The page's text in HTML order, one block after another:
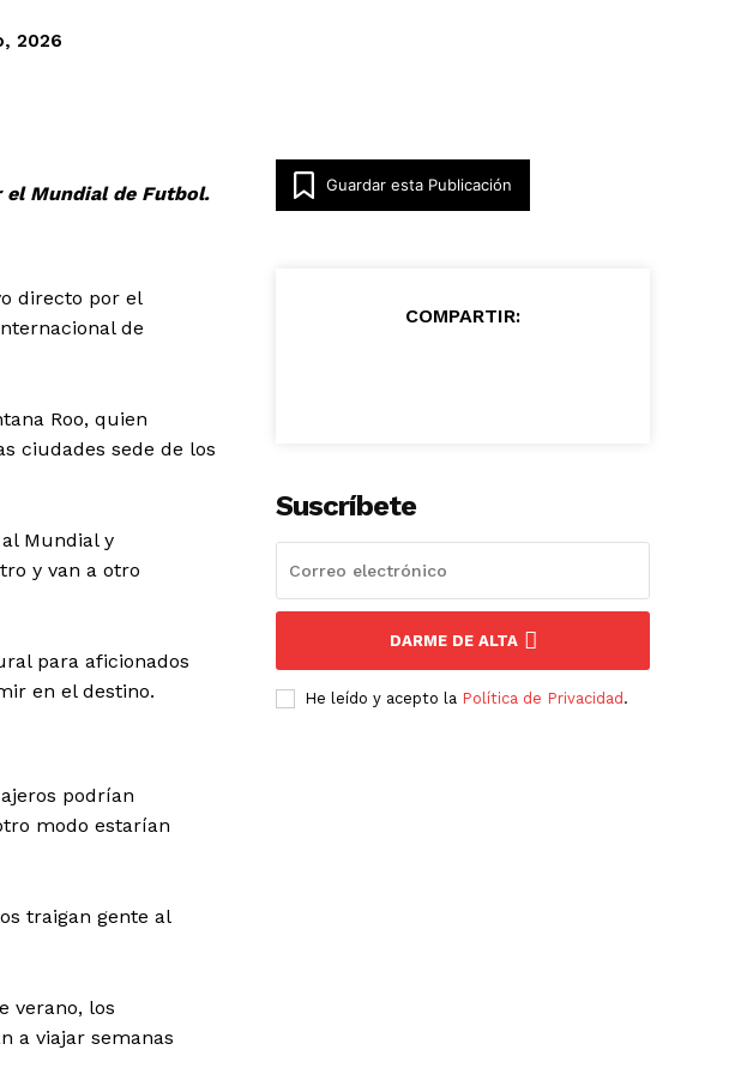
2026
Mundial de Futbol.
directo por el
de
Roo, quien
ciudades sede de los
Mundial y
y van a otro
para aficionados
en el destino.
podrían
modo estarían
traigan gente al
verano, los
a viajar semanas
Guardar esta Publicación
COMPARTIR:
Suscríbete
DARME DE ALTA
He leído y acepto la Política de Privacidad.